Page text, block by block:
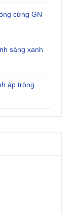
cứng GN –
sáng xanh
áp tròng